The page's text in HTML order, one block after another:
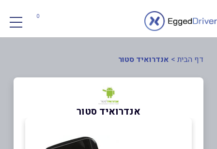
0
דף הבית > אנדרואיד סטור
אנדרואיד סטור